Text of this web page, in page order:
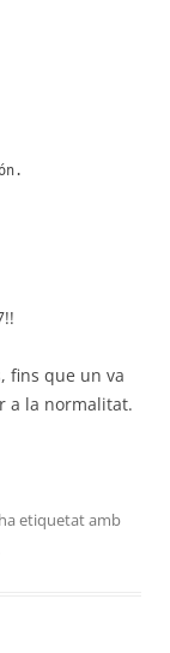
fins que un va
a la normalitat.
etiquetat amb